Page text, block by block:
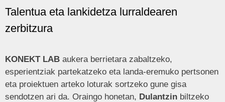
Talentua eta lankidetza lurraldearen
zerbitzura
KONEKT LAB aukera berrietara zabaltzeko,
esperientziak partekatzeko eta landa-eremuko pertsonen
eta proiektuen arteko loturak sortzeko gune gisa
sendotzen ari da. Oraingo honetan, Dulantzin biltzeko